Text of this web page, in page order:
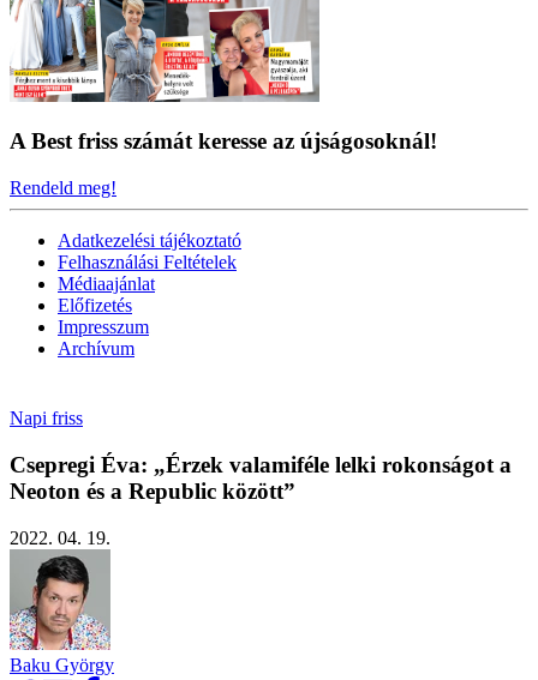
A Best friss számát keresse az újságosoknál!
Rendeld meg!
Adatkezelési tájékoztató
Felhasználási Feltételek
Médiaajánlat
Előfizetés
Impresszum
Archívum
Napi friss
Csepregi Éva: „Érzek valamiféle lelki rokonságot a
Neoton és a Republic között”
2022. 04. 19.
Baku György